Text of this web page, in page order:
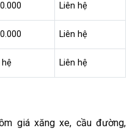
Liên hệ
Liên hệ
hệ Liên hệ
giá xăng xe, cầu đường,